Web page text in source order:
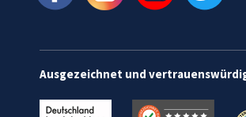
Ausgezeichnet und